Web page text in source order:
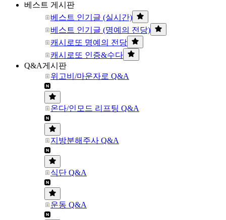
베스트 게시판
베스트 인기글 (실시간)
베스트 인기글 (명예의 전당)
캐시로또 명예의 전당
캐시로또 인증&수다
Q&A게시판
위고비/마운자로 Q&A
온다/인모드 리프팅 Q&A
지방분해주사 Q&A
식단 Q&A
운동 Q&A